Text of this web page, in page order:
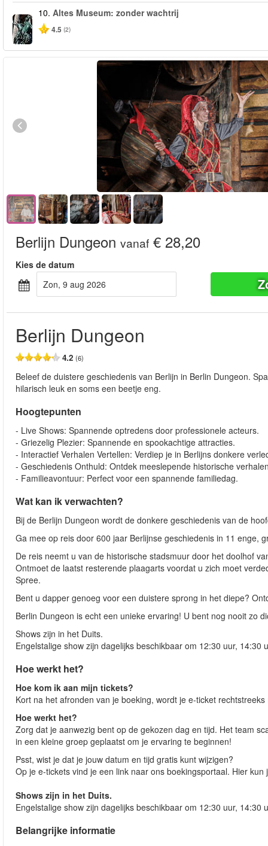
10. Altes Museum: zonder wachtrij
4.5 (2)
Berlijn Dungeon vanaf € 28,20
Kies de datum
zon, 9 aug 2026
Berlijn Dungeon
4.2 (6)
Beleef de duistere geschiedenis van Berlijn in Berlin Dungeon.
hilarisch leuk en soms een beetje eng.
Hoogtepunten
- Live Shows: Spannende optredens door professionele acteurs.
- Griezelig Plezier: Spannende en spookachtige attracties.
- Interactief Verhalen Vertellen: Verdiep je in Berlijns donkere
- Geschiedenis Onthuld: Ontdek meeslepende historische
- Familieavontuur: Perfect voor een spannende familiedag.
Wat kan ik verwachten?
Bij de Berlijn Dungeon wordt de donkere geschiedenis van de
Ga mee op reis door 600 jaar Berlijnse geschiedenis in 11 enge,
De reis neemt u van de historische stadsmuur door het doolhof
Ontmoet de laatst resterende plaagarts voordat u zich moet
Spree.
Bent u dapper genoeg voor een duistere sprong in het diepe?
Berlin Dungeon is echt een unieke ervaring! U bent nog nooit zo
Shows zijn in het Duits.
Engelstalige show zijn dagelijks beschikbaar om 12:30 uur, 14:30
Hoe werkt het?
Hoe kom ik aan mijn tickets?
Kort na het afronden van je boeking, wordt je e-ticket
Hoe werkt het?
Zorg dat je aanwezig bent op de gekozen dag en tijd. Het team
in een kleine groep geplaatst om je ervaring te beginnen!
Psst, wist je dat je jouw datum en tijd gratis kunt wijzigen?
Op je e-tickets vind je een link naar ons boekingsportaal. Hier
Shows zijn in het Duits.
Engelstalige show zijn dagelijks beschikbaar om 12:30 uur, 14:30
Belangrijke informatie